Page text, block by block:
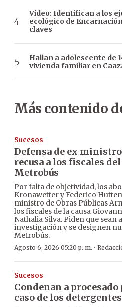
Video: Identifican a los
ecológico de
claves
Hallan a adolescente de
vivienda familiar en
Más contenido
Sucesos
Defensa de ex
recusa a los fiscales
Metrobús
Por falta de objetividad, los
Kronawetter y Federico
ministro de Obras Públicas
los fiscales de la causa
Nathalia Silva. Piden que sean
investigación y se designen
Metrobús.
Agosto 6, 2026 05:20 p. m. ·
Sucesos
Condenan a procesado
caso de los